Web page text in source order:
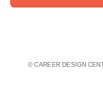
© CAREER DESIGN